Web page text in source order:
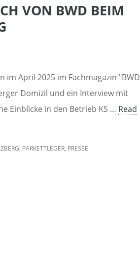
VON BWD BEIM
April 2025 im Fachmagazin "BWD
Domizil und ein Interview mit
Einblicke in den Betrieb KS … Read
, PARKETTLEGER, PRESSE